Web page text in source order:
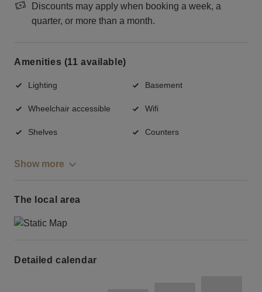
Discounts may apply when booking a week, a
quarter, or more than a month.
Amenities (11 available)
Lighting Basement
Wheelchair accessible Wifi
Shelves Counters
Show more
The local area
Detailed calendar